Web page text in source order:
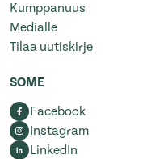
Kumppanuus
Medialle
Tilaa uutiskirje
SOME
Facebook
Instagram
LinkedIn